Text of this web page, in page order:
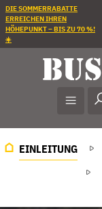
DIE SOMMERRABATTE
ERREICHEN IHREN
HÖHEPUNKT – BIS ZU 70 %!
☀️
EINLEITUNG